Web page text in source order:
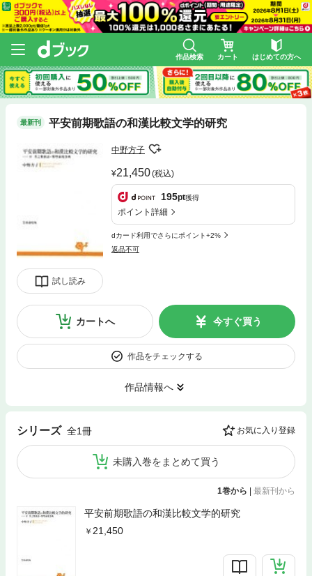
作品検索 カート はじめての方へ
最新刊 平安前期歌語の和漢比較文学的研究
試し読み
中野方子
21,450(税込)
195pt獲得
ポイント詳細
dカード利用でさらにポイント+2%
返品不可
カートへ 今すぐ買う
作品をチェックする
作品情報へ
シリーズ 全1冊 お気に入り登録
未購入巻をまとめて買う
1巻から 最新刊から
平安前期歌語の和漢比較文学的研究
21,450